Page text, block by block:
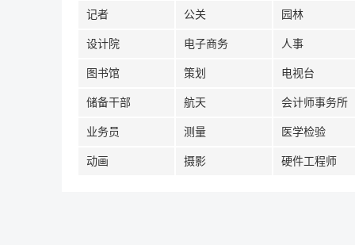
记者 公关 园林
设计院 电子商务 人事
图书馆 策划 电视台
储备干部 航天 会计师事务所
业务员 测量 医学检验
动画 摄影 硬件工程师